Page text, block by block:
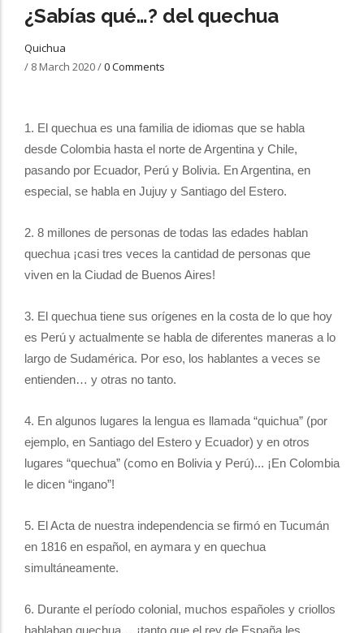
¿Sabías qué…? del quechua
Quichua
/ 8 March 2020/0 Comments
1. El quechua es una familia de idiomas que se habla
desde Colombia hasta el norte de Argentina y Chile,
pasando por Ecuador, Perú y Bolivia. En Argentina, en
especial, se habla en Jujuy y Santiago del Estero.
2. 8 millones de personas de todas las edades hablan
quechua ¡casi tres veces la cantidad de personas que
viven en la Ciudad de Buenos Aires!
3. El quechua tiene sus orígenes en la costa de lo que hoy
es Perú y actualmente se habla de diferentes maneras a lo
largo de Sudamérica. Por eso, los hablantes a veces se
entienden… y otras no tanto.
4. En algunos lugares la lengua es llamada “quichua” (por
ejemplo, en Santiago del Estero y Ecuador) y en otros
lugares “quechua” (como en Bolivia y Perú)... ¡En Colombia
le dicen “ingano”!
5. El Acta de nuestra independencia se firmó en Tucumán
en 1816 en español, en aymara y en quechua
simultáneamente.
6. Durante el período colonial, muchos españoles y criollos